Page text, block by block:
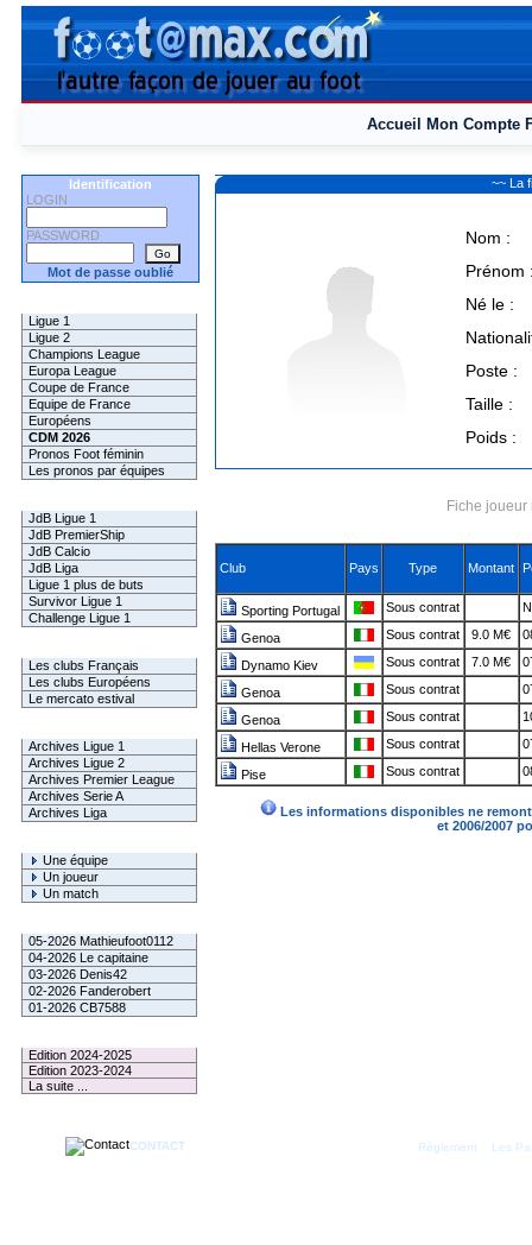
Accueil Mon Compte
Identification
LOGIN
PASSWORD
Mot de passe oublié
Ligue 1
Ligue 2
Champions League
Europa League
Coupe de France
Equipe de France
Européens
CDM 2026
Pronos Foot féminin
Les pronos par équipes
JdB Ligue 1
JdB PremierShip
JdB Calcio
JdB Liga
Ligue 1 plus de buts
Survivor Ligue 1
Challenge Ligue 1
Les clubs Français
Les clubs Européens
Le mercato estival
Archives Ligue 1
Archives Ligue 2
Archives Premier League
Archives Serie A
Archives Liga
Une équipe
Un joueur
Un match
05-2026 Mathieufoot0112
04-2026 Le capitaine
03-2026 Denis42
02-2026 Fanderobert
01-2026 CB7588
Edition 2024-2025
Edition 2023-2024
La suite ...
~~ La
Nom :
Prénom
Né le :
Poste :
Taille :
Poids :
Fiche
Club Pays Type Montant
Sporting Portugal Sous contrat
Genoa Sous contrat 9.0 M€
Dynamo Kiev Sous contrat 7.0 M€
Genoa Sous contrat
Genoa Sous contrat
Hellas Verone Sous contrat
Pise Sous contrat
Les informations disponibles ne
et 2006/2007
CONTACT Règlement Les